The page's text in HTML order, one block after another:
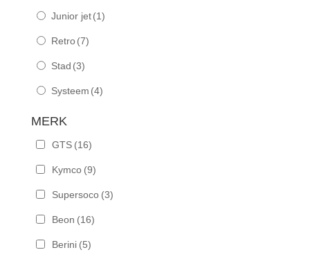
Junior jet (1)
Retro (7)
Stad (3)
Systeem (4)
MERK
GTS (16)
Kymco (9)
Supersoco (3)
Beon (16)
Berini (5)